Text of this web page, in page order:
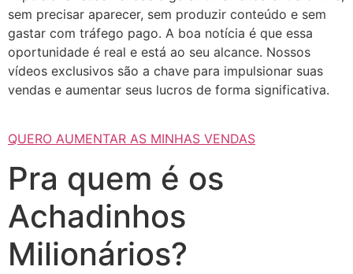
sem precisar aparecer, sem produzir conteúdo e sem
gastar com tráfego pago. A boa notícia é que essa
oportunidade é real e está ao seu alcance. Nossos
vídeos exclusivos são a chave para impulsionar suas
vendas e aumentar seus lucros de forma significativa.
QUERO AUMENTAR AS MINHAS VENDAS
Pra quem é os
Achadinhos
Milionários?